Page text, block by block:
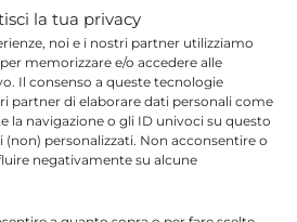
la tua privacy
noi e i nostri partner utilizziamo
memorizzare e/o accedere alle
Il consenso a queste tecnologie
partner di elaborare dati personali come
navigazione o gli ID univoci su questo
personalizzati. Non acconsentire o
negativamente su alcune
Redazione
è composta
e professionisti
che ogni giorno lavorano per
alla Sicilia, all’attualità, alla